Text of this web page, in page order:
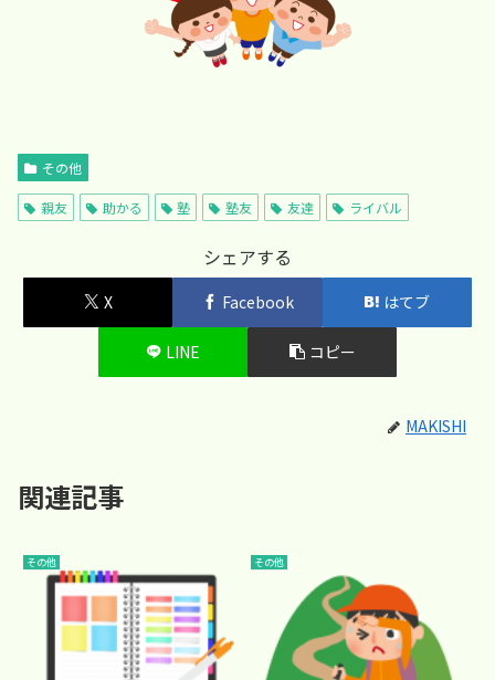
その他
親友 助かる 塾 塾友 友達 ライバル
シェアする
X Facebook はてブ
LINE コピー
MAKISHI
関連記事
その他 その他